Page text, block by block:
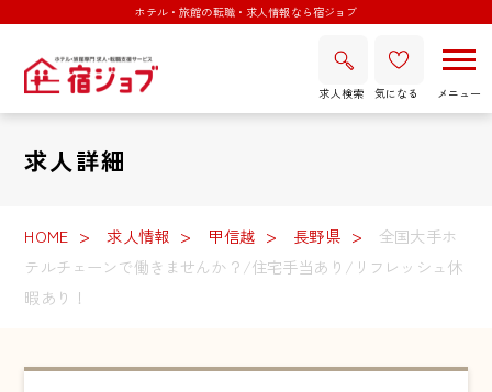
ホテル・旅館の転職・求人情報なら宿ジョブ
求人検索 気になる
求人詳細
HOME 求人情報 甲信越 長野県
全国大手ホ
テルチェーンで働きませんか？/住宅手当あり/リフレッシュ休
暇あり！